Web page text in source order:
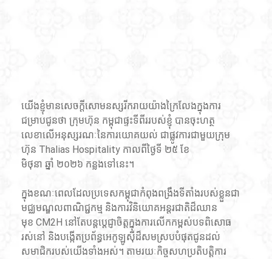
យើងខ្ញុំមានសេចក្តីសោមនស្សរីករាយយ៉ាងក្រៃលែងក្នុងការ
ជម្រាបជូនថា ក្រុមហ៊ុន កម្ពុជាផ្ទះទីពីររបស់ខ្ញុំ បានចុះហត្ថ
លេខាលើអនុស្សរណៈនៃការយោគយល់ ជាផ្លូវការជាមួយក្រុម
ហ៊ុន Thalias Hospitality កាលពីថ្ងៃទី ២៥ ខែ
មិថុនា ឆ្នាំ ២០២៦ កន្លងទៅនេះ។
ក្នុងខណៈពេលដែលប្រទេសកម្ពុជាកំពុងពង្រឹងទីតាំងរបស់ខ្លួនជា
មជ្ឈមណ្ឌលពាណិជ្ជកម្ម និងការវិនិយោគអន្តរជាតិដ៏ឈាន
មុខ CM2H នៅតែបន្តប្តេជ្ញាចិត្តក្នុងការលើកកម្ពស់បទពិសោធ
រស់នៅ និងបង្កើតប្រព័ន្ធអេកូឡូស៊ីដ៏សមស្របបំផុតជូនដល់
សមាជិករបស់យើងទាំងអស់។ តាមរយៈកិច្ចសហប្រតិបត្តិការ